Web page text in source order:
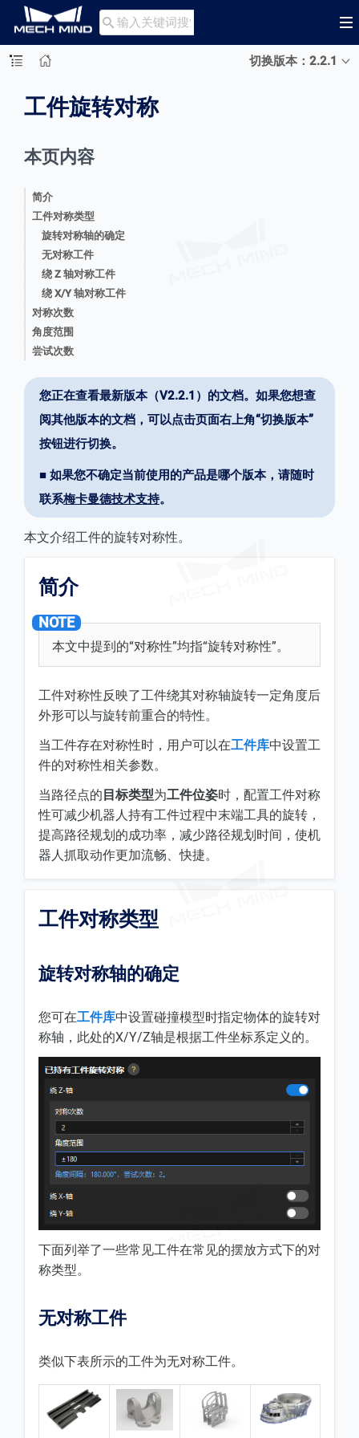

切换版本：2.2.1
工件旋转对称
本页内容
简介
工件对称类型
旋转对称轴的确定
无对称工件
绕 Z 轴对称工件
绕 X/Y 轴对称工件
对称次数
角度范围
尝试次数
您正在查看最新版本（V2.2.1）的文档。如果您想查
阅其他版本的文档，可以点击页面右上角“切换版本”
按钮进行切换。
■ 如果您不确定当前使用的产品是哪个版本，请随时
联系梅卡曼德技术支持。
本文介绍工件的旋转对称性。
简介
本文中提到的“对称性”均指“旋转对称性”。
工件对称性反映了工件绕其对称轴旋转一定角度后
外形可以与旋转前重合的特性。
当工件存在对称性时，用户可以在工件库中设置工
件的对称性相关参数。
当路径点的目标类型为工件位姿时，配置工件对称
性可减少机器人持有工件过程中末端工具的旋转，
提高路径规划的成功率，减少路径规划时间，使机
器人抓取动作更加流畅、快捷。
工件对称类型
旋转对称轴的确定
您可在工件库中设置碰撞模型时指定物体的旋转对
称轴，此处的X/Y/Z轴是根据工件坐标系定义的。
下面列举了一些常见工件在常见的摆放方式下的对
称类型。
无对称工件
类似下表所示的工件为无对称工件。